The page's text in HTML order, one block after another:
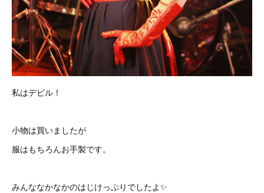
私はデビル！
小物は買いましたが
服はもちろんお手製です。
みんななかなかのはじけっぷりでしたよ✨